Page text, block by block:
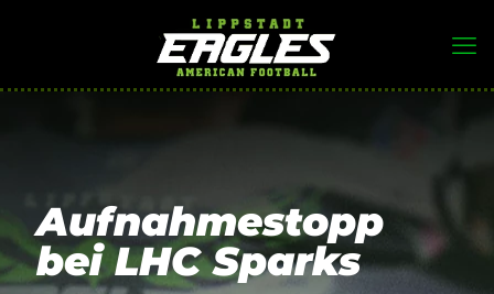
Aufnahmestopp
bei LHC Sparks